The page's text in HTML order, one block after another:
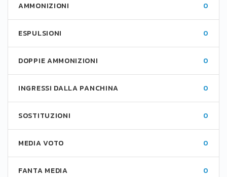
AMMONIZIONI 0
ESPULSIONI 0
DOPPIE AMMONIZIONI 0
INGRESSI DALLA PANCHINA 0
SOSTITUZIONI 0
MEDIA VOTO 0
FANTA MEDIA 0